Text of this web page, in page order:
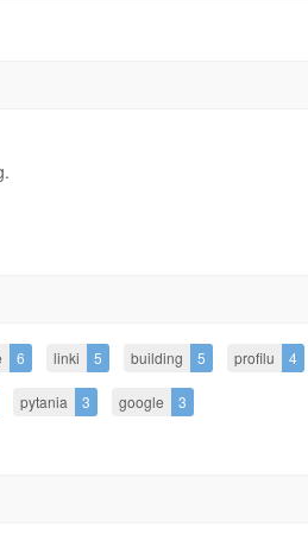
6 linki 5 building 5 profilu 4
pytania 3 google 3